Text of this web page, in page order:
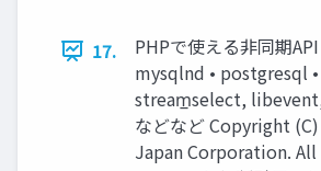
17.
PHPで使える非同期
mysqlnd • postgresql •
stream̲select,
などなど Copyright
Japan Corporation. All